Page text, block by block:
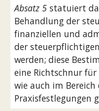
Absatz 5 statuiert
Behandlung der
finanziellen und
der
werden; diese
eine Richtschnur
wie auch im
Praxisfestlegungen